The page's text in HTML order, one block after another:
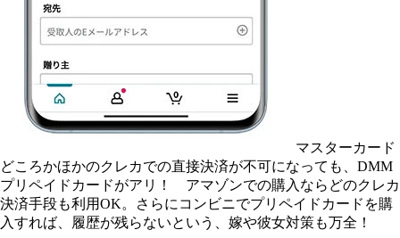
マスターカード
どころかほかのクレカでの直接決済が不可になっても、DMM
プリペイドカードがアリ！ アマゾンでの購入ならどのクレカ
決済手段も利用OK。さらにコンビニでプリペイドカードを購
入すれば、履歴が残らないという、嫁や彼女対策も万全！